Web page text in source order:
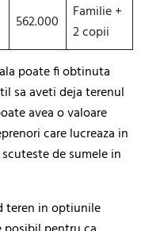
562.000
Familie +
2 copii
poate fi obtinuta
sa aveti deja terenul
avea o valoare
care lucreaza in
de sumele in
teren in optiunile